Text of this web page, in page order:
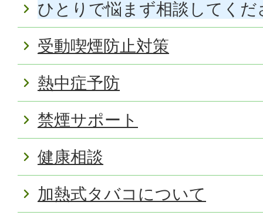
ひとりで悩まず相談してくだ
受動喫煙防止対策
熱中症予防
禁煙サポート
健康相談
加熱式タバコについて